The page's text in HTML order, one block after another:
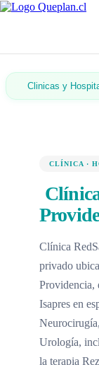
Clinicas y
CLÍNICA ·
Clínica
privado
Providencia,
Isapres en
Urología,
la terapia